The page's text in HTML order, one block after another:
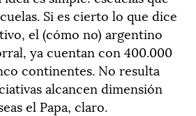
Si es cierto lo que dice
el (cómo no) argentino
ya cuentan con 400.000
continentes. No resulta
alcancen dimensión
el Papa, claro.